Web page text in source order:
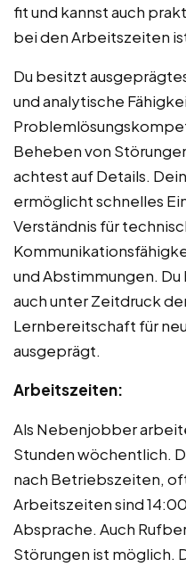
fit und kannst auch
bei den Arbeitszeiten
Du besitzt
und analytische
Beheben von
achtest auf Details.
ermöglicht schnelles
Verständnis für
und Abstimmungen.
auch unter Zeitdruck
Lernbereitschaft für
ausgeprägt.
Arbeitszeiten:
Als Nebenjobber
Stunden wöchentlich.
nach Betriebszeiten,
Arbeitszeiten sind
Absprache. Auch
Störungen ist möglich.